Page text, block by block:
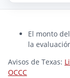
El monto
la
Avisos de Texas:
OCCC